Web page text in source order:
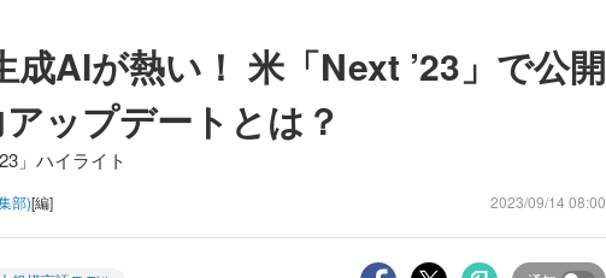
成AIが熱い！ 米「Next ’23」で公開
ップデートとは？
」ハイライト
部)[編] 2023/09/14 08:00